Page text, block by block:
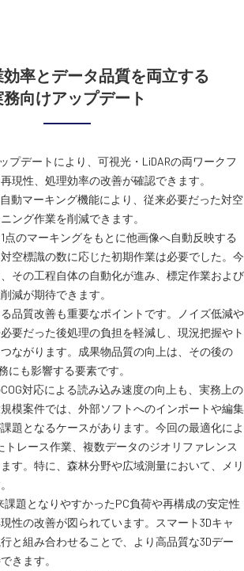
率とデータ品質を両立する
務向けアップデート
プデートにより、可視光・LiDARの両ワークフ
現性、処理効率の改善が確認できます。
動マーキング機能により、従来必要だった対空
ング作業を削減できます。
点のマーキングをもとに他画像へ自動反映する
空標識の数に応じた初期作業は必要でした。今
その工程自体の自動化が進み、標定作業および
減が期待できます。
品質改善も重要なポイントです。ノイズ低減や
要だった後処理の負担を軽減し、現況把握やト
ながります。成果物品質の向上は、その後の
にも影響する要素です。
対応による読み込み速度の向上も、実務上の
模案件では、外部ソフトへのインポートや編集
題となるケースがあります。今回の最適化によ
トレース作業、複数データのジオリファレンス
す。特に、森林分野や広域測量において、メリ
課題となりやすかったPC負荷や再構成の安定性
性の改善が図られています。スマート3Dキャ
と組み合わせることで、より高品質な3Dデー
きます。